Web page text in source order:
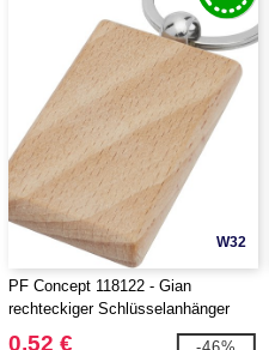
W32
PF Concept 118122 - Gian
rechteckiger Schlüsselanhänger
aus Buchenholz
0,52 €